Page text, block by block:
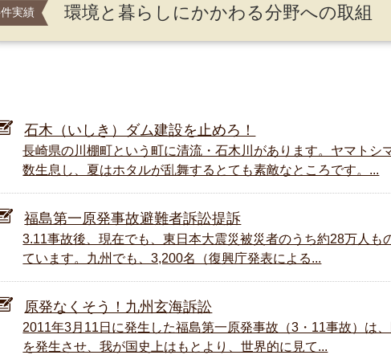
寿美
圭
朋江
実績 環境と暮らしにかかわる分野への取組
石木（いしき）ダム建設を止めろ！
長崎県の川棚町という町に清流・石木川があります。ヤマトシ
数生息し、夏はホタルが乱舞するとても素敵なところです。...
福島第一原発事故避難者訴訟提訴
3.11事故後、現在でも、東日本大震災被災者のうち約28万人も
ています。九州でも、3,200名（復興庁発表による...
原発なくそう！九州玄海訴訟
2011年3月11日に発生した福島第一原発事故（3・11事故）は
を発生させ、我が国史上はもとより、世界的に見て...